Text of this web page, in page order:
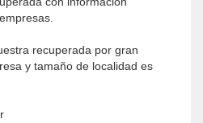
recuperada por gran
y tamaño de localidad es